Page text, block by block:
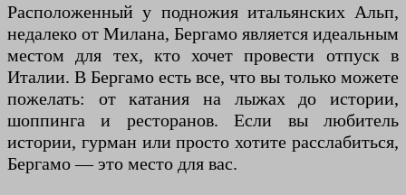
Расположенный у подножия итальянских Альп,
недалеко от Милана, Бергамо является идеальным
местом для тех, кто хочет провести отпуск в
Италии. В Бергамо есть все, что вы только можете
пожелать: от катания на лыжах до истории,
шоппинга и ресторанов. Если вы любитель
истории, гурман или просто хотите расслабиться,
Бергамо — это место для вас.